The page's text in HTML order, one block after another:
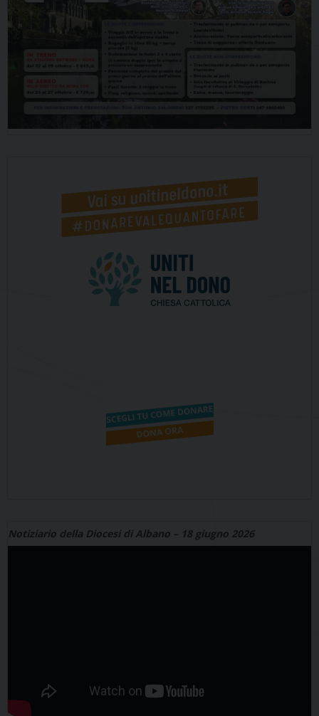
Notiziario della Diocesi di Albano – 18 giugno 2026